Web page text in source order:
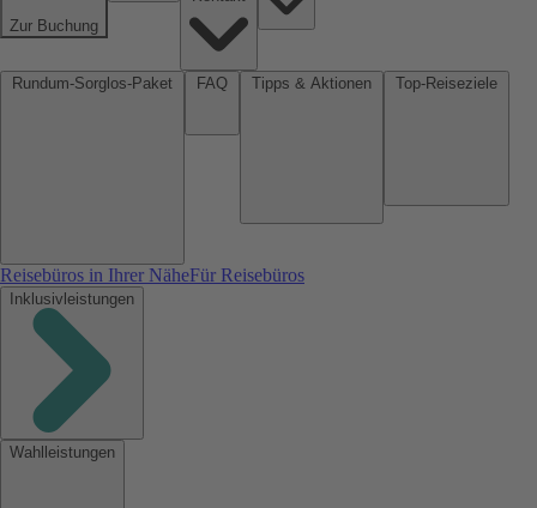
Zur Buchung
Reisebüros in Ihrer NäheFür Reisebüros
Inklusivleistungen
Wahlleistungen